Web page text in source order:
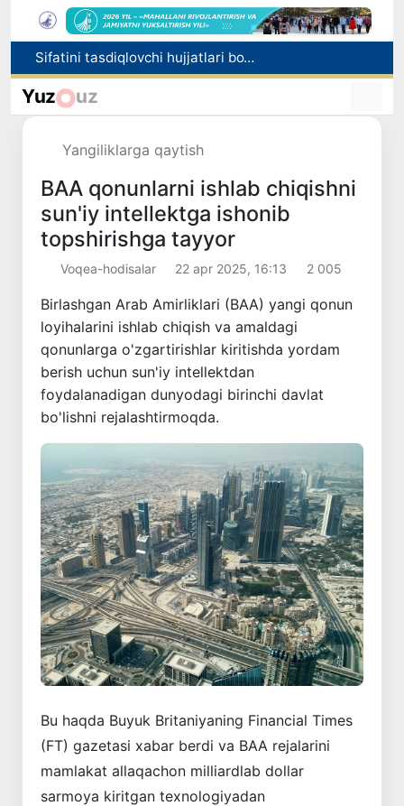
Sifatini tasdiqlovchi hujjatlari bo‘lmagan dori vositalarining muomalaga kiritilishining oldi olindi
Rieltorlik faoliyati tartibga solindi
O'zbekistonda zilzila sodir bo'ldi
Yuz uz
Yangiliklarga qaytish
BAA qonunlarni ishlab chiqishni
sun'iy intellektga ishonib
topshirishga tayyor
Voqea-hodisalar 22 apr 2025, 16:13 2 005
Birlashgan Arab Amirliklari (BAA) yangi qonun
loyihalarini ishlab chiqish va amaldagi
qonunlarga o'zgartirishlar kiritishda yordam
berish uchun sun'iy intellektdan
foydalanadigan dunyodagi birinchi davlat
bo'lishni rejalashtirmoqda.
Bu haqda Buyuk Britaniyaning Financial Times
(FT) gazetasi xabar berdi va BAA rejalarini
mamlakat allaqachon milliardlab dollar
sarmoya kiritgan texnologiyadan